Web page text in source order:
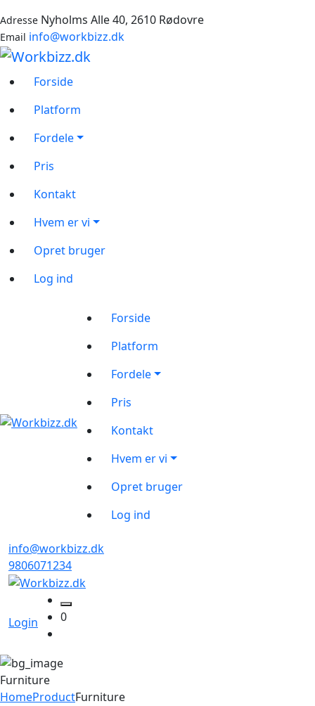
Adresse Nyholms Alle 40, 2610 Rødovre
Email info@workbizz.dk
Forside
Platform
Fordele
Pris
Kontakt
Hvem er vi
Opret bruger
Log ind
Forside
Platform
Fordele
Pris
Kontakt
Hvem er vi
Opret bruger
Log ind
info@workbizz.dk
9806071234
Login 0
Furniture
HomeProductFurniture